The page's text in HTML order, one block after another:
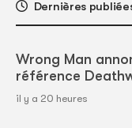
Dernières
Wrong Man
référence
il y a 20 heures